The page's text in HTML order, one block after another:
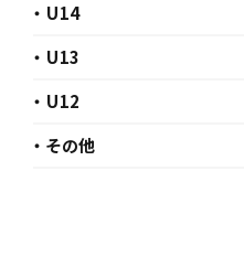
・ U14
・ U13
・ U12
・ その他